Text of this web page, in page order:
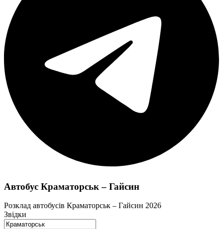
Автобус Краматорськ – Гайсин
Розклад автобусів Краматорськ – Гайсин 2026
Звідки